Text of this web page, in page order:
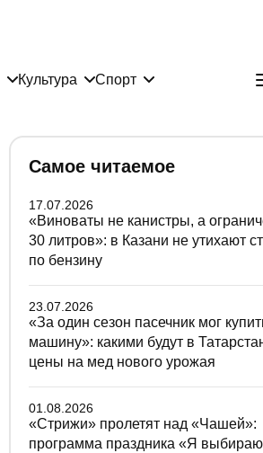
Культура Спорт
Самое читаемое
17.07.2026
«Виноваты не канистры, а
30 литров»: в Казани не утихают
по бензину
23.07.2026
«За один сезон пасечник мог
машину»: какими будут в
цены на мед нового урожая
01.08.2026
«Стрижи» пролетят над «Чашей»:
программа праздника «Я выбираю